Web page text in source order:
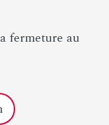
fermeture au